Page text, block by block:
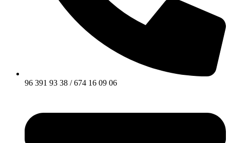
96 391 93 38 / 674 16 09 06